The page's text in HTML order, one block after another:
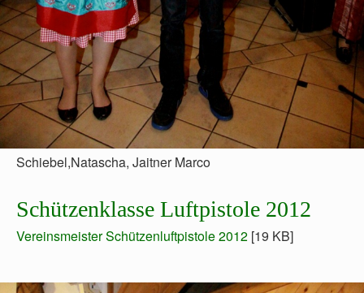
Schiebel,Natascha, Jaitner Marco
Schützenklasse Luftpistole 2012
Vereinsmeister Schützenluftpistole 2012 [19 KB]